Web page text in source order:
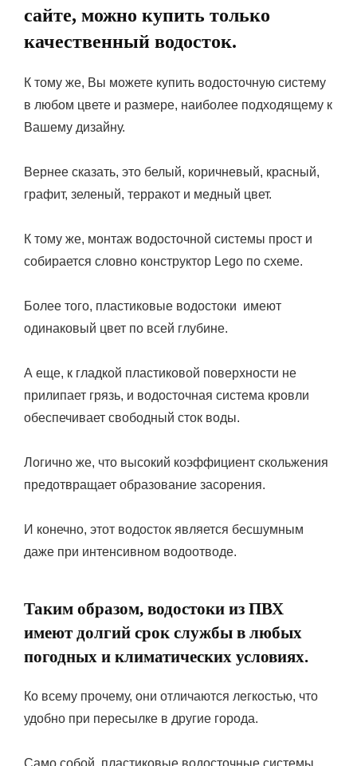
сайте, можно купить только
качественный водосток.
К тому же, Вы можете купить водосточную систему
в любом цвете и размере, наиболее подходящему к
Вашему дизайну.
Вернее сказать, это белый, коричневый, красный,
графит, зеленый, терракот и медный цвет.
К тому же, монтаж водосточной системы прост и
собирается словно конструктор Lego по схеме.
Более того, пластиковые водостоки имеют
одинаковый цвет по всей глубине.
А еще, к гладкой пластиковой поверхности не
прилипает грязь, и водосточная система кровли
обеспечивает свободный сток воды.
Логично же, что высокий коэффициент скольжения
предотвращает образование засорения.
И конечно, этот водосток является бесшумным
даже при интенсивном водоотводе.
Таким образом, водостоки из ПВХ
имеют долгий срок службы в любых
погодных и климатических условиях.
Ко всему прочему, они отличаются легкостью, что
удобно при пересылке в другие города.
Само собой, пластиковые водосточные системы